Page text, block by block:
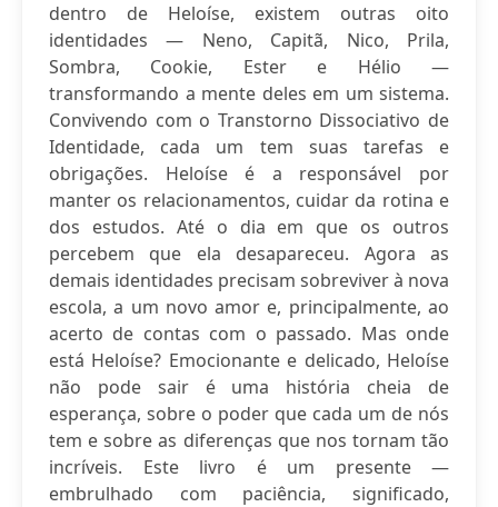
dentro de Heloíse, existem outras oito
identidades — Neno, Capitã, Nico, Prila,
Sombra, Cookie, Ester e Hélio —
transformando a mente deles em um sistema.
Convivendo com o Transtorno Dissociativo de
Identidade, cada um tem suas tarefas e
obrigações. Heloíse é a responsável por
manter os relacionamentos, cuidar da rotina e
dos estudos. Até o dia em que os outros
percebem que ela desapareceu. Agora as
demais identidades precisam sobreviver à nova
escola, a um novo amor e, principalmente, ao
acerto de contas com o passado. Mas onde
está Heloíse? Emocionante e delicado, Heloíse
não pode sair é uma história cheia de
esperança, sobre o poder que cada um de nós
tem e sobre as diferenças que nos tornam tão
incríveis. Este livro é um presente —
embrulhado com paciência, significado,